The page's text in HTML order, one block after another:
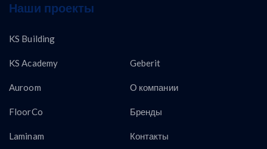
Наши проекты
KS Building
KS Academy
Auroom
FloorCo
Laminam
Geberit
О компании
Бренды
Контакты